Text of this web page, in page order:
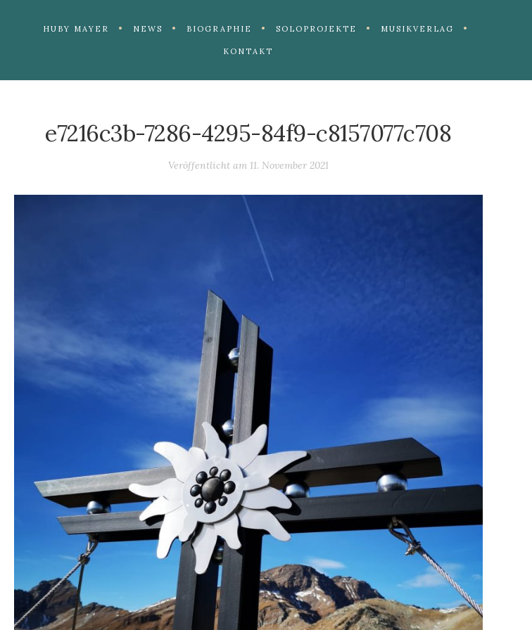
HUBY MAYER NEWS BIOGRAPHIE SOLOPROJEKTE MUSIKVERLAG
KONTAKT
e7216c3b-7286-4295-84f9-c8157077c708
Veröffentlicht am 11. November 2021